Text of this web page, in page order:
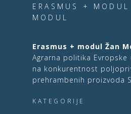
ERASMUS +
MODUL
Erasmus + modul Žan
Agrarna politika
na konkurentnost
prehrambenih proizvoda
KATEGORIJE